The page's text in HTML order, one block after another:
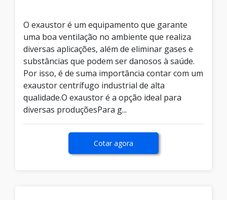
O exaustor é um equipamento que garante
uma boa ventilação no ambiente que realiza
diversas aplicações, além de eliminar gases e
substâncias que podem ser danosos à saúde.
Por isso, é de suma importância contar com um
exaustor centrífugo industrial de alta
qualidade.O exaustor é a opção ideal para
diversas produçõesPara g...
Cotar agora